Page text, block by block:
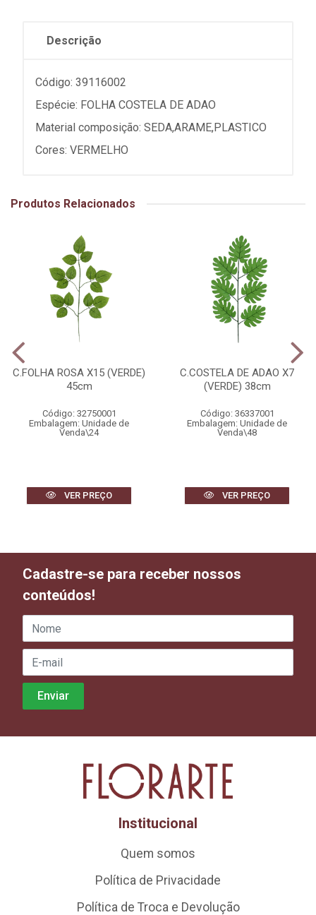
Descrição
Código: 39116002
Espécie: FOLHA COSTELA DE ADAO
Material composição: SEDA,ARAME,PLASTICO
Cores: VERMELHO
Produtos Relacionados
C.FOLHA ROSA X15 (VERDE)
45cm
Código: 32750001
Embalagem: Unidade de
Venda\24
VER PREÇO
C.COSTELA DE ADAO X7
(VERDE) 38cm
Código: 36337001
Embalagem: Unidade de
Venda\48
VER PREÇO
Cadastre-se para receber nossos
conteúdos!
Institucional
Quem somos
Política de Privacidade
Política de Troca e Devolução